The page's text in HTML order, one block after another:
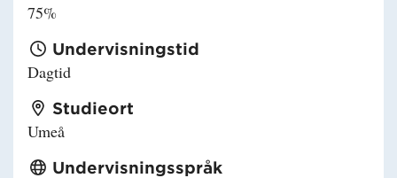
75%
Undervisningstid
Dagtid
Studieort
Umeå
Undervisningsspråk